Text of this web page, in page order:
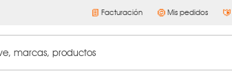
Facturación Mis pedidos